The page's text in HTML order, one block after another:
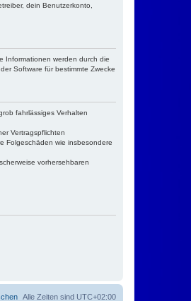
dein Benutzerkonto,
Informationen werden durch die
Software für bestimmte Zwecke
fahrlässiges Verhalten
Vertragspflichten
Folgeschäden wie insbesondere
vorhersehbaren
Alle Zeiten sind UTC+02:00